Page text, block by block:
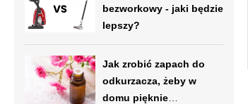
bezworkowy - jaki będzie
lepszy?
Jak zrobić zapach do
odkurzacza, żeby w
domu pięknie